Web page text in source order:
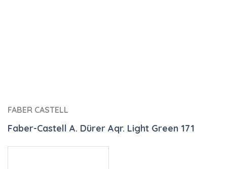
FABER CASTELL
Faber-Castell A. Dürer Aqr. Light Green 171